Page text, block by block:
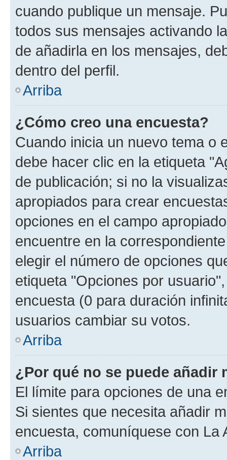
cuando publique un mensaje.
todos sus mensajes activando
de añadirla en los mensajes,
dentro del perfil.
Arriba
¿Cómo creo una encuesta?
Cuando inicia un nuevo tema o
debe hacer clic en la etiqueta
de publicación; si no la
apropiados para crear
opciones en el campo
encuentre en la
elegir el número de opciones
etiqueta "Opciones por
encuesta (0 para duración
usuarios cambiar su votos.
Arriba
¿Por qué no se puede añadir
El límite para opciones de una
Si sientes que necesita añadir
encuesta, comuníquese con La
Arriba